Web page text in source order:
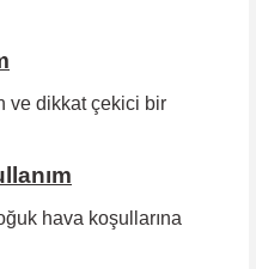
ve dikkat çekici bir
hava koşullarına